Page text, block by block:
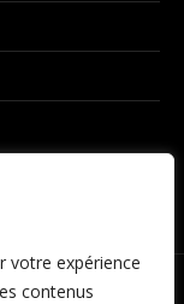
votre expérience
contenus